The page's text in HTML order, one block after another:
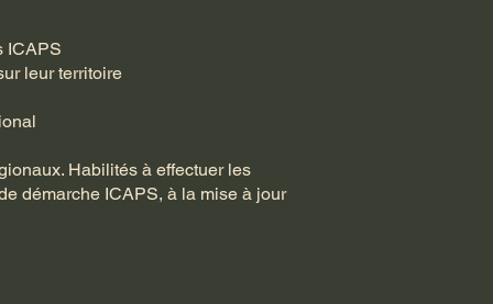
ICAPS
leur territoire
Habilités à effectuer les
démarche ICAPS, à la mise à jour